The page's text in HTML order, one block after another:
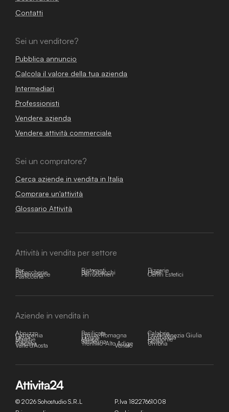
Contatti
Sei un venditore?
Pubblica annuncio
Calcola il valore della tua azienda
Intermediari
Professionisti
Vendere azienda
Vendere attività commerciale
Sei un compratore?
Cerca aziende in vendita in Italia
Comprare un'attività
Glossario Attività
Attività in vendita per settore
Bar Ristoranti Pizzerie
Tabaccherie Bar Tabacchi Hotel
E-commerce Parrucchieri Centri Estetici
Pasticcerie
Aziende in vendita in
Abruzzo Basilicata Calabria
Campania Emilia-Romagna Friuli-Venezia Giulia
Lazio Liguria Lombardia
Marche Molise Piemonte
Puglia Sardegna Sicilia
Toscana Trentino-Alto Adige Umbria
Valle d'Aosta Veneto
© 2026 Sohostudio S.R.L
P.Iva 18227661008